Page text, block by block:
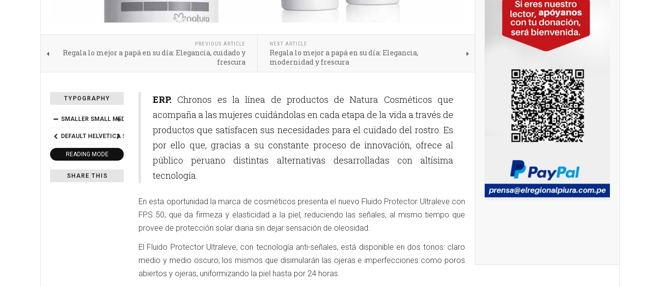
PREVIOUS ARTICLE
Regala lo mejor a papá en su día: Elegancia, cuidado y
frescura
NEXT ARTICLE
Regala lo mejor a papá en su día: Elegancia,
modernidad y frescura
TYPOGRAPHY
SMALLER SMALL MEDIUM BIGGER
DEFAULT HELVETICA SEGOE GEORGIA
READING MODE
SHARE THIS
ERP. Chronos es la línea de productos de Natura Cosméticos que
acompaña a las mujeres cuidándolas en cada etapa de la vida a través de
productos que satisfacen sus necesidades para el cuidado del rostro. Es
por ello que, gracias a su constante proceso de innovación, ofrece al
público peruano distintas alternativas desarrolladas con altísima
tecnología.
En esta oportunidad la marca de cosméticos presenta el nuevo Fluido Protector Ultraleve con
FPS 50, que da firmeza y elasticidad a la piel, reduciendo las señales, al mismo tiempo que
provee de protección solar diaria sin dejar sensación de oleosidad.
El Fluido Protector Ultraleve, con tecnología anti-señales, está disponible en dos tonos: claro
medio y medio oscuro; los mismos que disimularán las ojeras e imperfecciones como poros
abiertos y ojeras, uniformizando la piel hasta por 24 horas.